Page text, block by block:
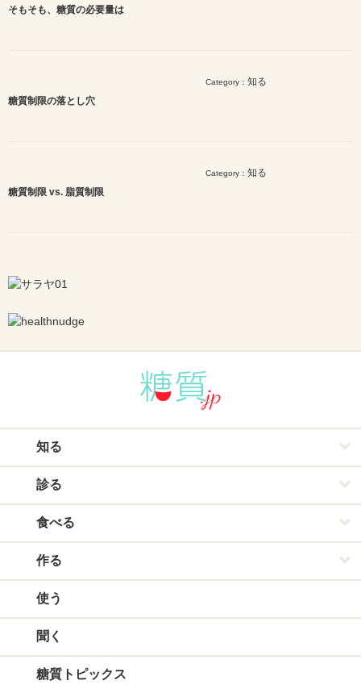
そもそも、糖質の必要量は
Category： 知る
糖質制限の落とし穴
Category： 知る
糖質制限 vs. 脂質制限
知る
診る
食べる
作る
使う
聞く
糖質トピックス